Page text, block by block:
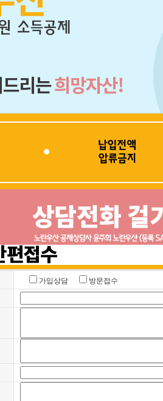
가입상담 방문접수